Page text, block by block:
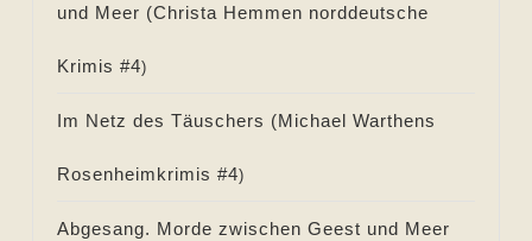
und Meer (Christa Hemmen norddeutsche
Krimis #4)
Im Netz des Täuschers (Michael Warthens
Rosenheimkrimis #4)
Abgesang. Morde zwischen Geest und Meer